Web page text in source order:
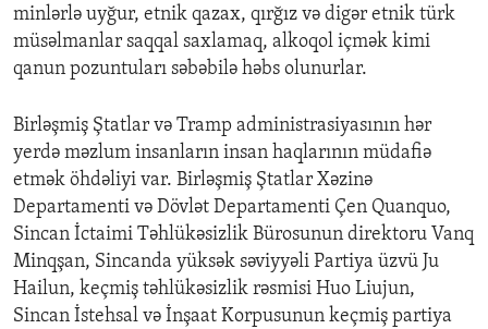
minlərlə uyğur, etnik qazax, qırğız və digər etnik türk
müsəlmanlar saqqal saxlamaq, alkoqol içmək kimi
qanun pozuntuları səbəbilə həbs olunurlar.
Birləşmiş Ştatlar və Tramp administrasiyasının hər
yerdə məzlum insanların insan haqlarının müdafiə
etmək öhdəliyi var. Birləşmiş Ştatlar Xəzinə
Departamenti və Dövlət Departamenti Çen Quanquo,
Sincan İctaimi Təhlükəsizlik Bürosunun direktoru Vanq
Minqşan, Sincanda yüksək səviyyəli Partiya üzvü Ju
Hailun, keçmiş təhlükəsizlik rəsmisi Huo Liujun,
Sincan İstehsal və İnşaat Korpusunun keçmiş partiya